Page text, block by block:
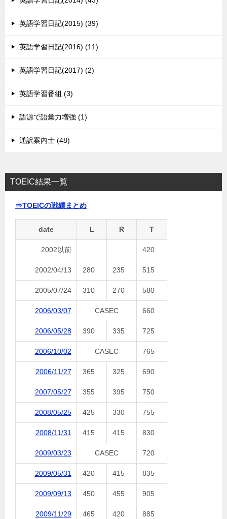
英語学習日記(2015) (39)
英語学習日記(2016) (11)
英語学習日記(2017) (2)
英語学習番組 (3)
語源で語彙力増強 (1)
通訳案内士 (48)
TOEIC結果一覧
⇒TOEICの戦績まとめ
date L R T
2002以前 420
2002/04/13 280 235 515
2005/07/24 310 270 580
2006/03/07 CASEC 660
2006/05/28 390 335 725
2006/10/02 CASEC 765
2006/11/27 365 325 690
2007/05/27 355 395 750
2008/05/25 425 330 755
2008/11/31 415 415 830
2009/03/23 CASEC 720
2009/05/31 420 415 835
2009/09/13 450 455 905
2009/11/29 465 420 885